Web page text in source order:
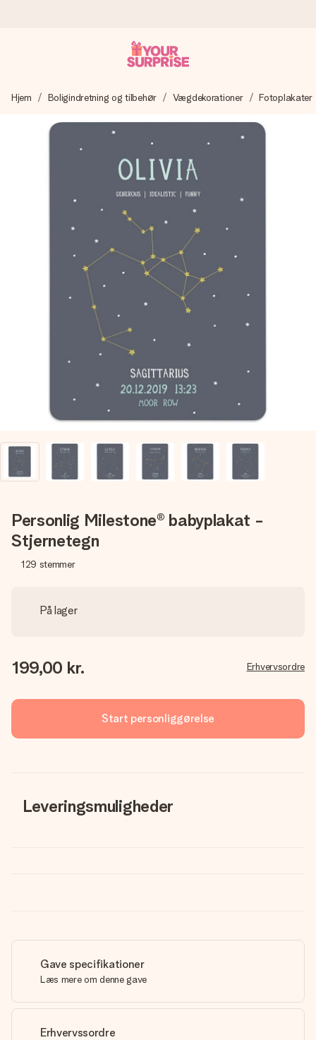
Vi laver din gave med omhu og sender den lynhurtigt – så
betyder allermest.
4,7 (baseret på +15.000 anmeldelser)
Vores gaver inspirerer. Kunderne giver os 4,7 på Google
Gratis kort med hilsen
Lav noget særligt i blot få trin – med hendes navn, et
billede af dig eller en besked, der går lige i hendes hjerte.
Intet besvær men udelukkende en masse kærlighed i
Hjem Boligindretning og tilbehør Vægdekorationer Fotoplakater
Personlig Milestone® babyplakat -
Stjernetegn
129 stemmer
På lager
199,00 kr. Erhvervsordre
Start personliggørelse
Leveringsmuligheder
Gave specifikationer
Læs mere om denne gave
Erhvervssordre